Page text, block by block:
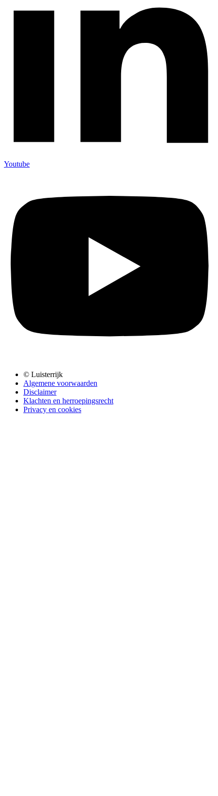
Youtube
© Luisterrijk
Algemene voorwaarden
Disclaimer
Klachten en herroepingsrecht
Privacy en cookies